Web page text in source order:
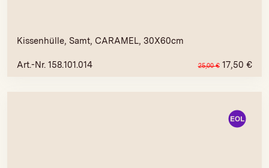
Kissenhülle, Samt, CARAMEL, 30X60cm
Art.-Nr. 158.101.014 25,00€ 17,50 €